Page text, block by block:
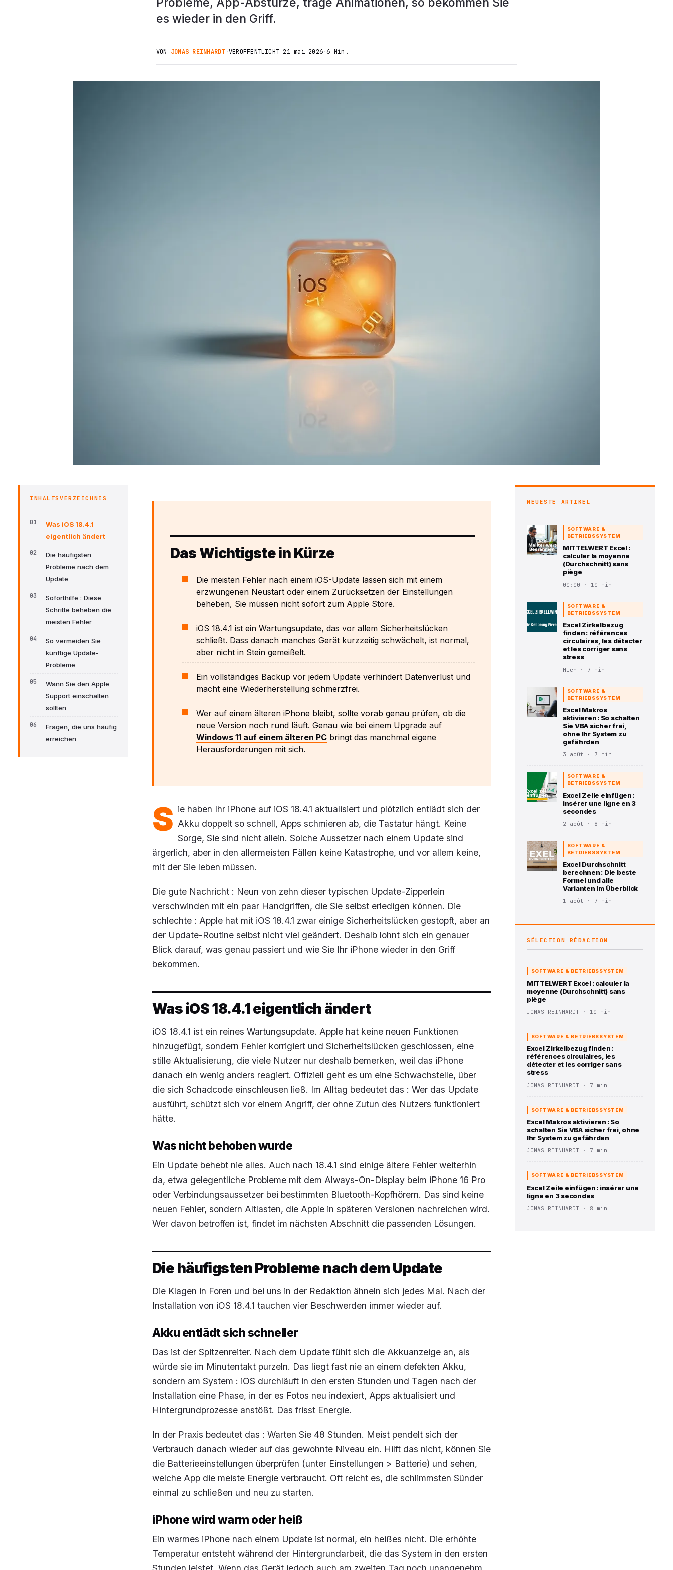
es wieder in den Griff.
VON JONAS REINHARDT ·VERÖFFENTLICHT 21 mai 2026·6 Min.
INHALTSVERZEICHNIS
Was iOS 18.4.1
eigentlich ändert
Die häufigsten
Probleme nach dem
Update
Soforthilfe : Diese
Schritte beheben die
meisten Fehler
So vermeiden Sie
künftige Update-
Probleme
Wann Sie den Apple
Support einschalten
sollten
Fragen, die uns häufig
erreichen
Das Wichtigste in Kürze
Die meisten Fehler nach einem iOS-Update lassen sich mit einem
erzwungenen Neustart oder einem Zurücksetzen der Einstellungen
beheben, Sie müssen nicht sofort zum Apple Store.
iOS 18.4.1 ist ein Wartungsupdate, das vor allem Sicherheitslücken
schließt. Dass danach manches Gerät kurzzeitig schwächelt, ist normal,
aber nicht in Stein gemeißelt.
Ein vollständiges Backup vor jedem Update verhindert Datenverlust und
macht eine Wiederherstellung schmerzfrei.
Wer auf einem älteren iPhone bleibt, sollte vorab genau prüfen, ob die
neue Version noch rund läuft. Genau wie bei einem Upgrade auf
Windows 11 auf einem älteren PC bringt das manchmal eigene
Herausforderungen mit sich.
S ie haben Ihr iPhone auf iOS 18.4.1 aktualisiert und plötzlich entlädt sich der
Akku doppelt so schnell, Apps schmieren ab, die Tastatur hängt. Keine
Sorge, Sie sind nicht allein. Solche Aussetzer nach einem Update sind
ärgerlich, aber in den allermeisten Fällen keine Katastrophe, und vor allem keine,
mit der Sie leben müssen.
Die gute Nachricht : Neun von zehn dieser typischen Update-Zipperlein
verschwinden mit ein paar Handgriffen, die Sie selbst erledigen können. Die
schlechte : Apple hat mit iOS 18.4.1 zwar einige Sicherheitslücken gestopft, aber an
der Update-Routine selbst nicht viel geändert. Deshalb lohnt sich ein genauer
Blick darauf, was genau passiert und wie Sie Ihr iPhone wieder in den Griff
bekommen.
Was iOS 18.4.1 eigentlich ändert
iOS 18.4.1 ist ein reines Wartungsupdate. Apple hat keine neuen Funktionen
hinzugefügt, sondern Fehler korrigiert und Sicherheitslücken geschlossen, eine
stille Aktualisierung, die viele Nutzer nur deshalb bemerken, weil das iPhone
danach ein wenig anders reagiert. Offiziell geht es um eine Schwachstelle, über
die sich Schadcode einschleusen ließ. Im Alltag bedeutet das : Wer das Update
ausführt, schützt sich vor einem Angriff, der ohne Zutun des Nutzers funktioniert
hätte.
Was nicht behoben wurde
Ein Update behebt nie alles. Auch nach 18.4.1 sind einige ältere Fehler weiterhin
da, etwa gelegentliche Probleme mit dem Always-On-Display beim iPhone 16 Pro
oder Verbindungsaussetzer bei bestimmten Bluetooth-Kopfhörern. Das sind keine
neuen Fehler, sondern Altlasten, die Apple in späteren Versionen nachreichen wird.
Wer davon betroffen ist, findet im nächsten Abschnitt die passenden Lösungen.
Die häufigsten Probleme nach dem Update
Die Klagen in Foren und bei uns in der Redaktion ähneln sich jedes Mal. Nach der
Installation von iOS 18.4.1 tauchen vier Beschwerden immer wieder auf.
Akku entlädt sich schneller
Das ist der Spitzenreiter. Nach dem Update fühlt sich die Akkuanzeige an, als
würde sie im Minutentakt purzeln. Das liegt fast nie an einem defekten Akku,
sondern am System : iOS durchläuft in den ersten Stunden und Tagen nach der
Installation eine Phase, in der es Fotos neu indexiert, Apps aktualisiert und
Hintergrundprozesse anstößt. Das frisst Energie.
In der Praxis bedeutet das : Warten Sie 48 Stunden. Meist pendelt sich der
Verbrauch danach wieder auf das gewohnte Niveau ein. Hilft das nicht, können Sie
die Batterieeinstellungen überprüfen (unter Einstellungen > Batterie) und sehen,
welche App die meiste Energie verbraucht. Oft reicht es, die schlimmsten Sünder
einmal zu schließen und neu zu starten.
iPhone wird warm oder heiß
Ein warmes iPhone nach einem Update ist normal, ein heißes nicht. Die erhöhte
Temperatur entsteht während der Hintergrundarbeit, die das System in den ersten
NEUESTE ARTIKEL
SOFTWARE &
BETRIEBSSYSTEM
MITTELWERT Excel :
calculer la moyenne
(Durchschnitt) sans
piège
00:00 · 10 min
SOFTWARE &
BETRIEBSSYSTEM
Excel Zirkelbezug
finden : références
circulaires, les détecter
et les corriger sans
stress
Hier · 7 min
SOFTWARE &
BETRIEBSSYSTEM
Excel Makros
aktivieren : So schalten
Sie VBA sicher frei,
ohne Ihr System zu
gefährden
3 août · 7 min
SOFTWARE &
BETRIEBSSYSTEM
Excel Zeile einfügen :
insérer une ligne en 3
secondes
2 août · 8 min
SOFTWARE &
BETRIEBSSYSTEM
Excel Durchschnitt
berechnen : Die beste
Formel und alle
Varianten im Überblick
1 août · 7 min
SÉLECTION RÉDACTION
SOFTWARE & BETRIEBSSYSTEM
MITTELWERT Excel : calculer la
moyenne (Durchschnitt) sans
piège
JONAS REINHARDT · 10 min
SOFTWARE & BETRIEBSSYSTEM
Excel Zirkelbezug finden :
références circulaires, les
détecter et les corriger sans
stress
JONAS REINHARDT · 7 min
SOFTWARE & BETRIEBSSYSTEM
Excel Makros aktivieren : So
schalten Sie VBA sicher frei, ohne
Ihr System zu gefährden
JONAS REINHARDT · 7 min
SOFTWARE & BETRIEBSSYSTEM
Excel Zeile einfügen : insérer une
ligne en 3 secondes
JONAS REINHARDT · 8 min